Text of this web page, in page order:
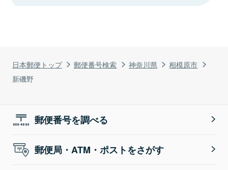
日本郵便トップ 郵便番号検索 神奈川県
相模原市
新磯野
郵便番号を調べる
郵便局・ATM・ポストをさがす